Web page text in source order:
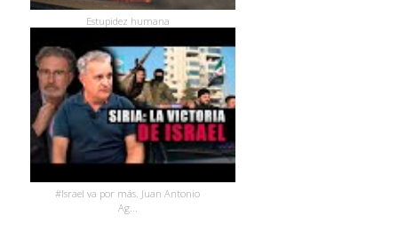
Estupidez humana
#Israel va por más. Juan Antonio
Ag...